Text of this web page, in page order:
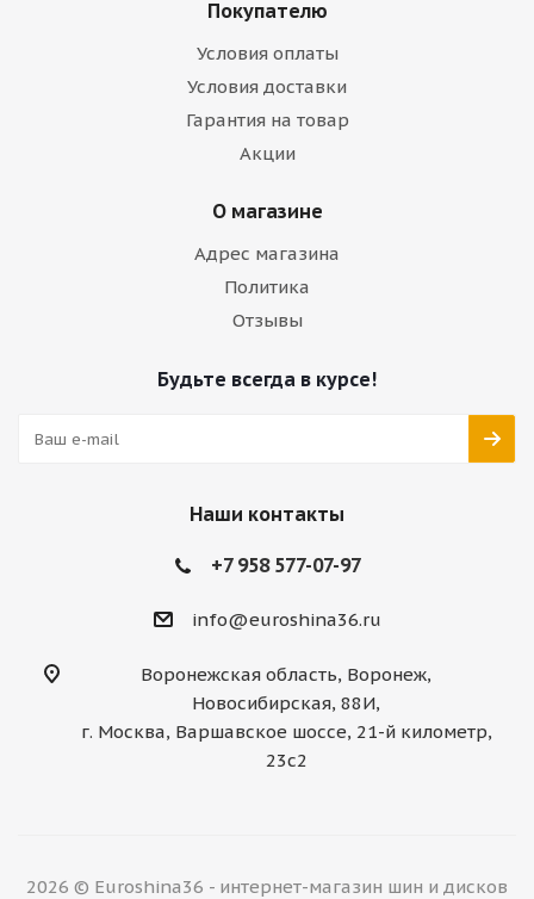
Покупателю
Условия оплаты
Условия доставки
Гарантия на товар
Акции
О магазине
Адрес магазина
Политика
Отзывы
Будьте всегда в курсе!
Наши контакты
+7 958 577-07-97
info@euroshina36.ru
Воронежская область, Воронеж,
Новосибирская, 88И,
г. Москва, Варшавское шоссе, 21-й километр,
23с2
2026 © Euroshina36 - интернет-магазин шин и дисков